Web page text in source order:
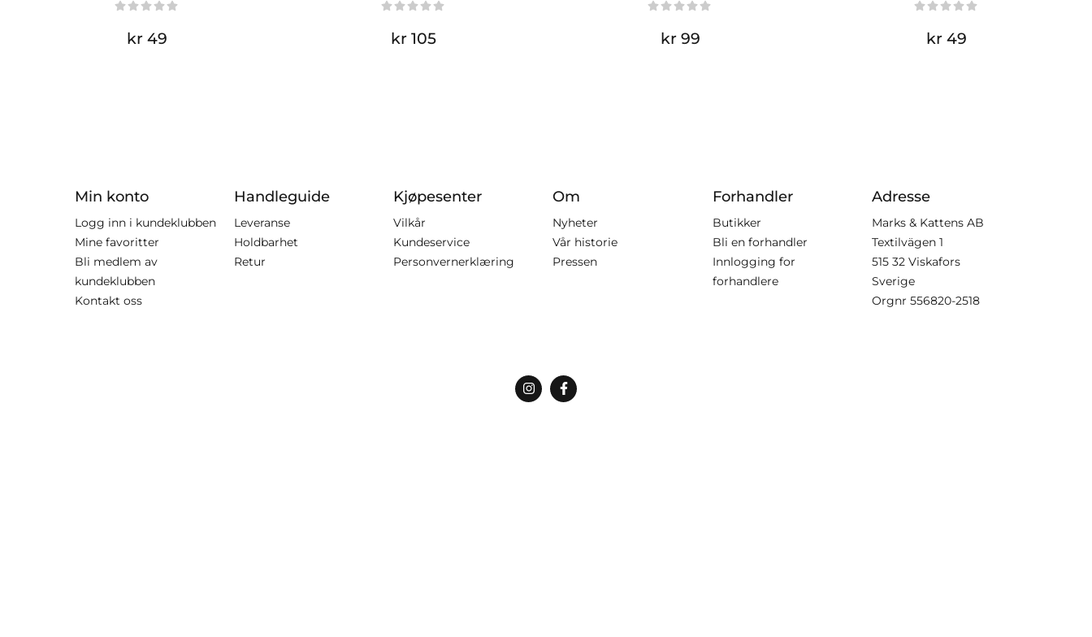
kr 49 kr 105 kr 99 kr 49
Min konto
Logg inn i kundeklubben
Mine favoritter
Bli medlem av
kundeklubben
Kontakt oss
Handleguide
Leveranse
Holdbarhet
Retur
Kjøpesenter
Vilkår
Kundeservice
Personvernerklæring
Om
Nyheter
Vår historie
Pressen
Forhandler
Butikker
Bli en forhandler
Innlogging for
forhandlere
Adresse
Marks & Kattens AB
Textilvägen 1
515 32 Viskafors
Sverige
Orgnr 556820-2518